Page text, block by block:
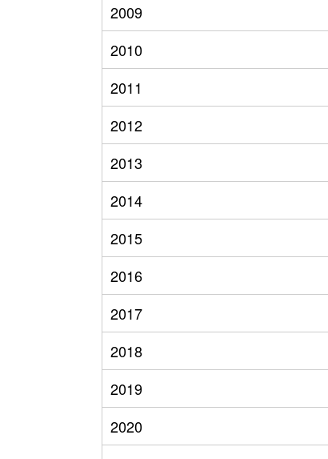
2009
2010
2011
2012
2013
2014
2015
2016
2017
2018
2019
2020